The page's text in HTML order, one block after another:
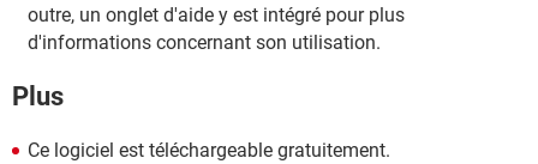
outre, un onglet d'aide y est intégré pour plus
d'informations concernant son utilisation.
Plus
Ce logiciel est téléchargeable gratuitement.